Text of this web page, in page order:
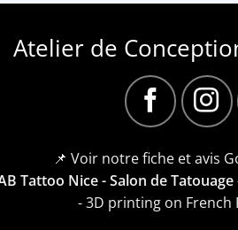
Atelier de
📌 Voir notre fiche et avis
Tattoo Nice - Salon de Tatouage
- 3D printing on French